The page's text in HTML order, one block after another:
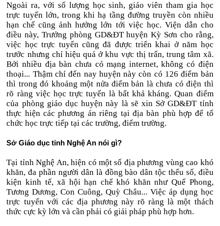
Ngoài ra, với số lượng học sinh, giáo viên tham gia học
trực tuyến lớn, trong khi hạ tầng đường truyền còn nhiều
hạn chế cũng ảnh hưởng lớn tới việc học. Viện dẫn cho
điều này, Trưởng phòng GD&ĐT huyện Kỳ Sơn cho rằng,
việc học trực tuyến cũng đã được triển khai ở năm học
trước nhưng chỉ hiệu quả ở khu vực thị trấn, trung tâm xã.
Bởi nhiều địa bàn chưa có mạng internet, không có điện
thoại... Thậm chí đến nay huyện này còn có 126 điểm bản
thì trong đó khoảng một nửa điểm bản là chưa có điện thì
rõ ràng việc học trực tuyến là bất khả kháng. Quan điểm
của phòng giáo dục huyện này là sẽ xin Sở GD&ĐT tỉnh
thực hiện các phương án riêng tại địa bàn phù hợp để tổ
chức học trực tiếp tại các trường, điểm trường.
Sở Giáo dục tỉnh Nghệ An nói gì?
Tại tỉnh Nghệ An, hiện có một số địa phương vùng cao khó
khăn, đa phần người dân là đồng bào dân tộc thểu số, điều
kiện kinh tế, xã hội hạn chế khó khăn như Quế Phong,
Tương Dương, Con Cuông, Quỳ Châu... Việc áp dụng học
trực tuyến với các địa phương này rõ ràng là một thách
thức cực kỳ lớn và cần phải có giải pháp phù hợp hơn.